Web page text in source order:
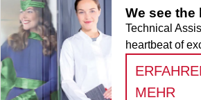
We see the
Technical
heartbeat of
MEHR